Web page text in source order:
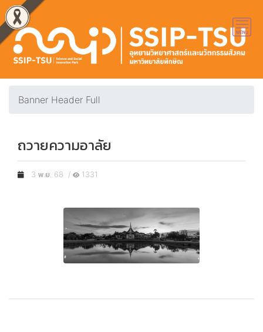
Banner Header Full
ถวายความอาลัย
3 พ.ย. 68 / 1331